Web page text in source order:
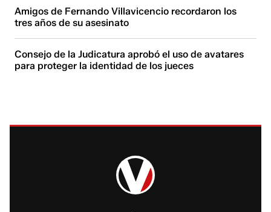
Amigos de Fernando Villavicencio recordaron los
tres años de su asesinato
Consejo de la Judicatura aprobó el uso de avatares
para proteger la identidad de los jueces